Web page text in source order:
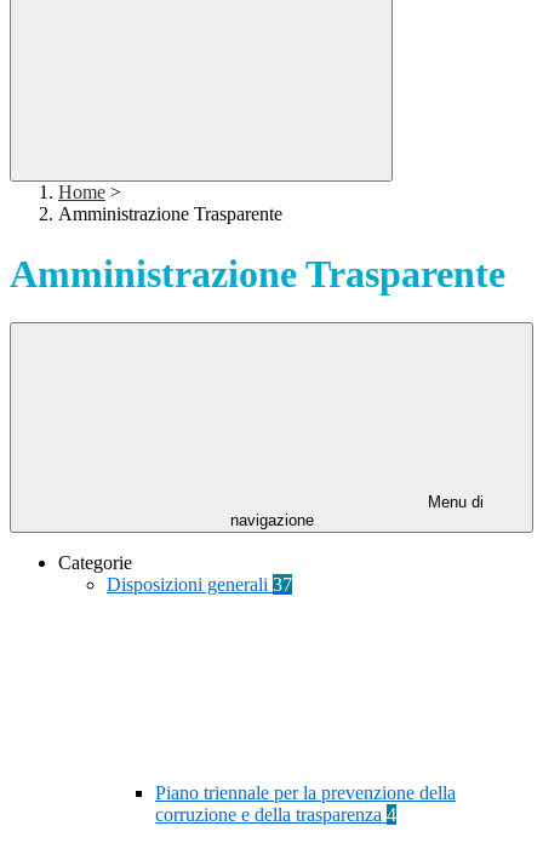
Home >
Amministrazione Trasparente
Amministrazione Trasparente
Menu di
navigazione
Categorie
Disposizioni generali 37
Piano triennale per la prevenzione della
corruzione e della trasparenza 4